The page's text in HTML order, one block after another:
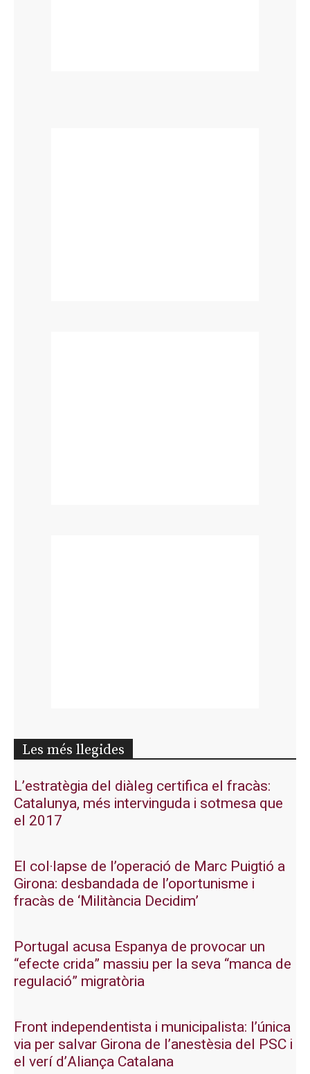
Les més llegides
L’estratègia del diàleg certifica el fracàs:
Catalunya, més intervinguda i sotmesa que
el 2017
El col·lapse de l’operació de Marc Puigtió a
Girona: desbandada de l’oportunisme i
fracàs de ‘Militància Decidim’
Portugal acusa Espanya de provocar un
“efecte crida” massiu per la seva “manca de
regulació” migratòria
Front independentista i municipalista: l’única
via per salvar Girona de l’anestèsia del PSC i
el verí d’Aliança Catalana